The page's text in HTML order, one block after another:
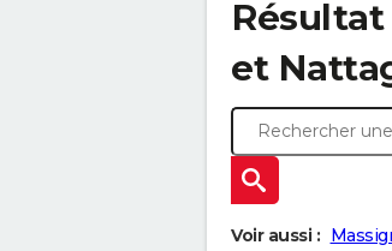
et
Voir aussi :